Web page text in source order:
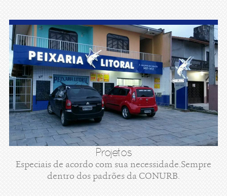
Projetos
Especiais de acordo com sua necessidade.Sempre
dentro dos padrões da CONURB.